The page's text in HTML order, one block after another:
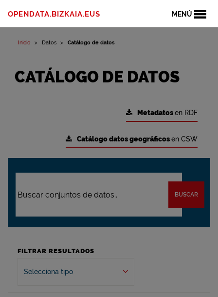
MENÚ
OPENDATA.BIZKAIA.EUS
Inicio Datos Catálogo de datos
CATÁLOGO DE DATOS
Metadatosen RDF
Catálogo datos geográficosen CSW
BUSCAR
FILTRAR RESULTADOS
Selecciona tipo